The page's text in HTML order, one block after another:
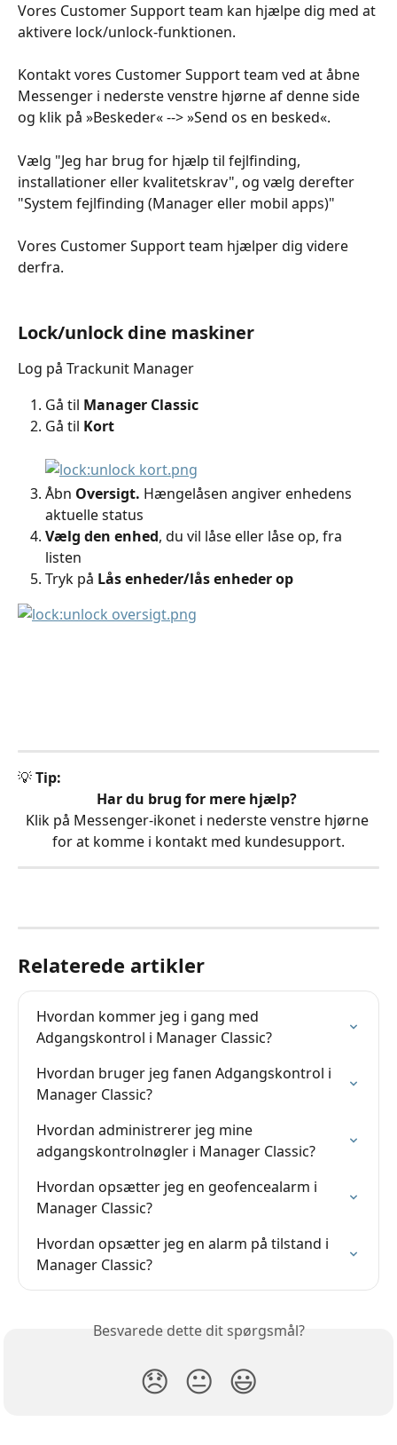
Vores Customer Support team kan hjælpe dig med at
aktivere lock/unlock-funktionen.
Kontakt vores Customer Support team ved at åbne
Messenger i nederste venstre hjørne af denne side
og klik på »Beskeder« --> »Send os en besked«.
Vælg "Jeg har brug for hjælp til fejlfinding,
installationer eller kvalitetskrav", og vælg derefter
"System fejlfinding (Manager eller mobil apps)"
Vores Customer Support team hjælper dig videre
derfra.
Lock/unlock dine maskiner
Log på Trackunit Manager
Gå til Manager Classic
Gå til Kort
Åbn Oversigt. Hængelåsen angiver enhedens
aktuelle status
Vælg den enhed, du vil låse eller låse op, fra
listen
Tryk på Lås enheder/lås enheder op
💡 Tip:
Har du brug for mere hjælp?
Klik på Messenger-ikonet i nederste venstre hjørne
for at komme i kontakt med kundesupport.
Relaterede artikler
Hvordan kommer jeg i gang med
Adgangskontrol i Manager Classic?
Hvordan bruger jeg fanen Adgangskontrol i
Manager Classic?
Hvordan administrerer jeg mine
adgangskontrolnøgler i Manager Classic?
Hvordan opsætter jeg en geofencealarm i
Manager Classic?
Hvordan opsætter jeg en alarm på tilstand i
Manager Classic?
Besvarede dette dit spørgsmål?
😞 😐 😃